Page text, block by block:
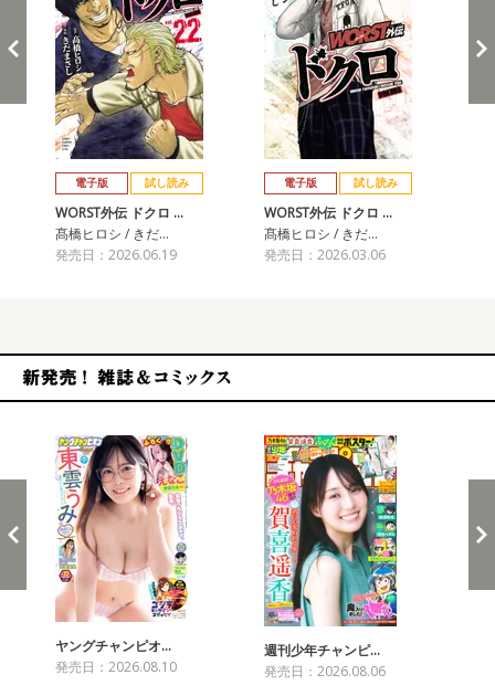
電子版 試し読み
WORST外伝 ドクロ …
髙橋ヒロシ / きだ…
発売日：2026.06.19
電子版 試し読み
WORST外伝 ドクロ …
髙橋ヒロシ / きだ…
発売日：2026.03.06
ヤングチャンピオ…
発売日：2026.08.10
週刊少年チャンピ…
発売日：2026.08.06